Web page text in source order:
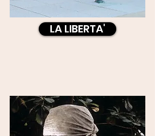
LA LIBERTA'